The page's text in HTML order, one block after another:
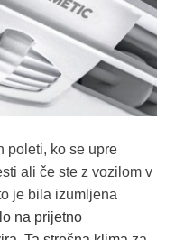
poleti, ko se upre
ali če ste z vozilom v
je bila izumljena
na prijetno